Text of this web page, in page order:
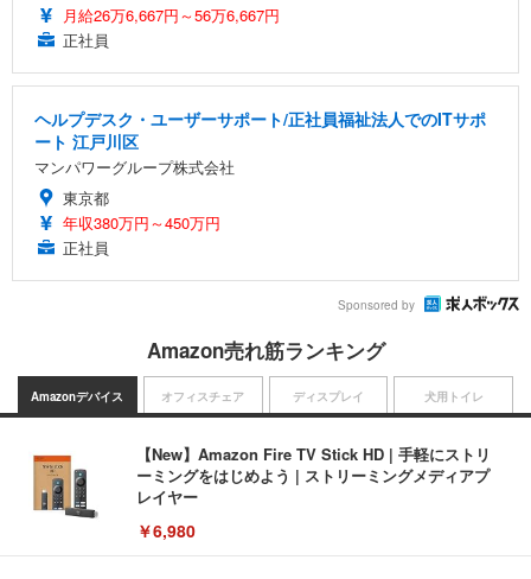
月給26万6,667円～56万6,667円
正社員
ヘルプデスク・ユーザーサポート/正社員福祉法人でのITサポ
ート 江戸川区
マンパワーグループ株式会社
東京都
年収380万円～450万円
正社員
Sponsored by
Amazon売れ筋ランキング
Amazonデバイス
【New】Amazon Fire TV Stick HD | 手軽にストリ
ーミングをはじめよう | ストリーミングメディアプ
レイヤー
￥6,980
オフィスチェア ディスプレイ 犬用トイレ